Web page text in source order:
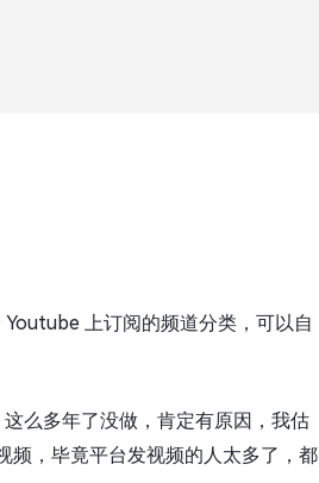
上订阅的频道分类， 可以自
么多年了没做，肯定有原因，我估
频，毕竟平台发视频的人太多了，都